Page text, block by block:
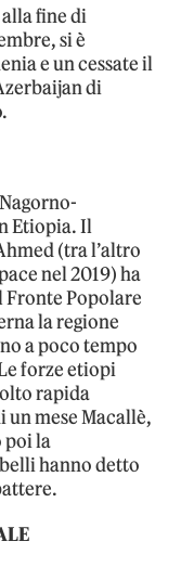
fine di
si è
e un cessate il
di
Etiopia. Il
(tra l’altro
nel 2019) ha
Popolare
la regione
a poco tempo
forze etiopi
rapida
mese Macallè,
poi la
hanno detto